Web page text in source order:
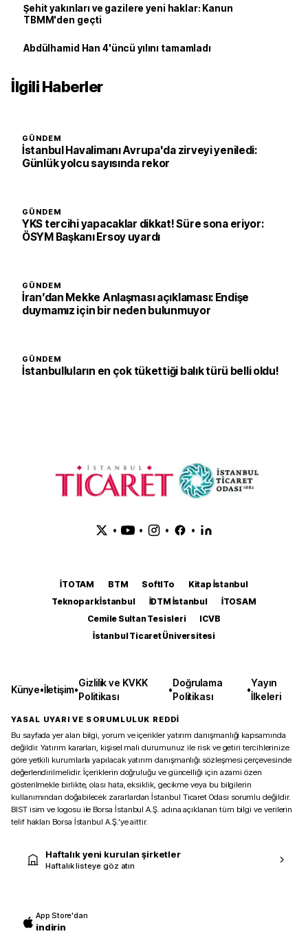
Şehit yakınları ve gazilere yeni haklar: Kanun
TBMM'den geçti
Abdülhamid Han 4'üncü yılını tamamladı
İlgili Haberler
GÜNDEM
İstanbul Havalimanı Avrupa'da zirveyi yeniledi:
Günlük yolcu sayısında rekor
GÜNDEM
YKS tercihi yapacaklar dikkat! Süre sona eriyor:
ÖSYM Başkanı Ersoy uyardı
GÜNDEM
İran’dan Mekke Anlaşması açıklaması: Endişe
duymamız için bir neden bulunmuyor
GÜNDEM
İstanbulluların en çok tükettiği balık türü belli oldu!
• • • •
İTOTAM BTM SoftITo
Kitap İstanbul
Teknopark İstanbul
İDTM İstanbul
İTOSAM
Cemile Sultan Tesisleri
ICVB
İstanbul Ticaret Üniversitesi
Künye•İletişim•
Gizlilik ve KVKK
Politikası
•
Doğrulama
Politikası
•
Yayın
İlkeleri
YASAL UYARI VE SORUMLULUK REDDİ
Bu sayfada yer alan bilgi, yorum ve içerikler yatırım danışmanlığı kapsamında
değildir. Yatırım kararları, kişisel mali durumunuz ile risk ve getiri tercihlerinize
göre yetkili kurumlarla yapılacak yatırım danışmanlığı sözleşmesi çerçevesinde
değerlendirilmelidir. İçeriklerin doğruluğu ve güncelliği için azami özen
gösterilmekle birlikte, olası hata, eksiklik, gecikme veya bu bilgilerin
kullanımından doğabilecek zararlardan İstanbul Ticaret Odası sorumlu değildir.
BIST isim ve logosu ile Borsa İstanbul A.Ş. adına açıklanan tüm bilgi ve verilerin
telif hakları Borsa İstanbul A.Ş.’ye aittir.
Haftalık yeni kurulan şirketler
Haftalık listeye göz atın
App Store'dan
indirin